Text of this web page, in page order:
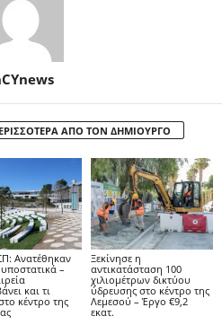
ΑΠΟ ΤΟΝ ΔΗΜΙΟΥΡΓΟ
Ανατέθηκαν
–
και τι
κέντρο της
Ξεκίνησε η
αντικατάσταση 100
χιλιομέτρων δικτύου
ύδρευσης στο κέντρο της
Λεμεσού – Έργο €9,2
εκατ.